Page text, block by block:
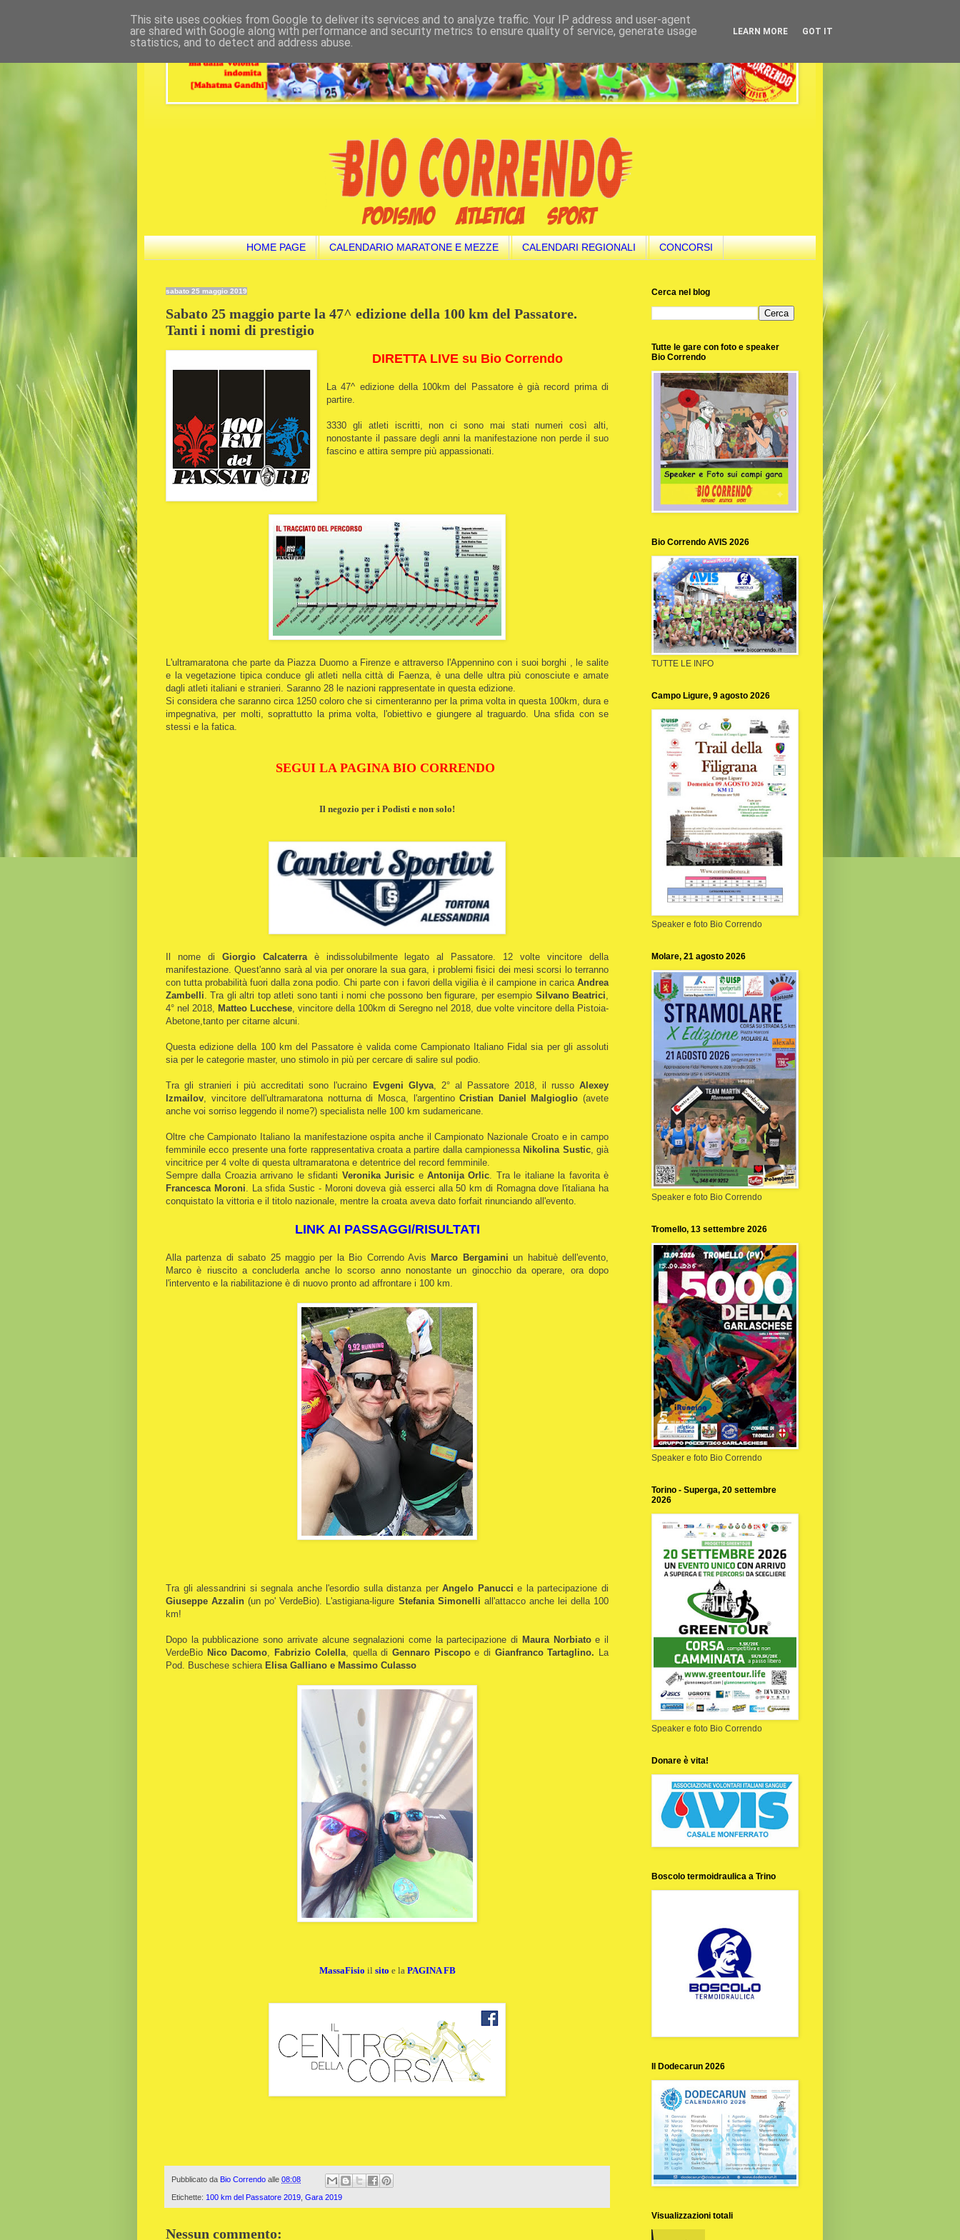
HOME PAGE CALENDARIO MARATONE E MEZZE CALENDARI REGIONALI CONCORSI
sabato 25 maggio 2019
Sabato 25 maggio parte la 47^ edizione della 100 km del Passatore.
Tanti i nomi di prestigio
DIRETTA LIVE su Bio Correndo
La 47^ edizione della 100km del Passatore è già record prima di
partire.
3330 gli atleti iscritti, non ci sono mai stati numeri così alti,
nonostante il passare degli anni la manifestazione non perde il suo
fascino e attira sempre più appassionati.
L'ultramaratona che parte da Piazza Duomo a Firenze e attraverso l'Appennino con i suoi borghi , le salite
e la vegetazione tipica conduce gli atleti nella città di Faenza, è una delle ultra più conosciute e amate
dagli atleti italiani e stranieri. Saranno 28 le nazioni rappresentate in questa edizione.
Si considera che saranno circa 1250 coloro che si cimenteranno per la prima volta in questa 100km, dura e
impegnativa, per molti, soprattutto la prima volta, l'obiettivo e giungere al traguardo. Una sfida con se
stessi e la fatica.
SEGUI LA PAGINA BIO CORRENDO
Il negozio per i Podisti e non solo!
Il nome di Giorgio Calcaterraè indissolubilmente legato al Passatore. 12 volte vincitore della
manifestazione. Quest'anno sarà al via per onorare la sua gara, i problemi fisici dei mesi scorsi lo terranno
con tutta probabilità fuori dalla zona podio. Chi parte con i favori della vigilia è il campione in carica Andrea
Zambelli. Tra gli altri top atleti sono tanti i nomi che possono ben figurare, per esempio Silvano Beatrici,
4° nel 2018, Matteo Lucchese, vincitore della 100km di Seregno nel 2018, due volte vincitore della Pistoia-
Abetone,tanto per citarne alcuni.
Questa edizione della 100 km del Passatore è valida come Campionato Italiano Fidal sia per gli assoluti
sia per le categorie master, uno stimolo in più per cercare di salire sul podio.
Tra gli stranieri i più accreditati sono l'ucraino Evgeni Glyva, 2° al Passatore 2018, il russo Alexey
Izmailov, vincitore dell'ultramaratona notturna di Mosca, l'argentinoCristian Daniel Malgioglio (avete
anche voi sorriso leggendo il nome?) specialista nelle 100 km sudamericane.
Oltre che Campionato Italiano la manifestazione ospita anche il Campionato Nazionale Croato e in campo
femminile ecco presente una forte rappresentativa croata a partire dalla campionessa Nikolina Sustic, già
vincitrice per 4 volte di questa ultramaratona e detentrice del record femminile.
Sempre dalla Croazia arrivano le sfidanti Veronika Jurisic e Antonija Orlic. Tra le italiane la favorita è
Francesca Moroni. La sfida Sustic - Moroni doveva già esserci alla 50 km di Romagna dove l'italiana ha
conquistato la vittoria e il titolo nazionale, mentre la croata aveva dato forfait rinunciando all'evento.
LINK AI PASSAGGI/RISULTATI
Alla partenza di sabato 25 maggio per la Bio Correndo Avis Marco Bergamini un habituè dell'evento,
Marco è riuscito a concluderla anche lo scorso anno nonostante un ginocchio da operare, ora dopo
l'intervento e la riabilitazione è di nuovo pronto ad affrontare i 100 km.
Tra gli alessandrini si segnala anche l'esordio sulla distanza perAngelo Panucci e la partecipazione di
Giuseppe Azzalin (un po' VerdeBio). L'astigiana-ligure Stefania Simonelli all'attacco anche lei della 100
km!
Dopo la pubblicazione sono arrivate alcune segnalazioni come la partecipazione di Maura Norbiatoe il
VerdeBio Nico Dacomo, Fabrizio Colella, quella di Gennaro Piscopoe di Gianfranco Tartaglino. La
Pod. Buschese schiera Elisa Galliano e Massimo Culasso
MassaFisio il sito e la PAGINA FB
Pubblicato da Bio Correndo alle 08:08
Etichette: 100 km del Passatore 2019 Gara 2019
Nessun commento:
Cerca nel blog
Tutte le gare con foto e speaker
Bio Correndo
Bio Correndo AVIS 2026
TUTTE LE INFO
Campo Ligure, 9 agosto 2026
Speaker e foto Bio Correndo
Molare, 21 agosto 2026
Speaker e foto Bio Correndo
Tromello, 13 settembre 2026
Speaker e foto Bio Correndo
Torino - Superga, 20 settembre
2026
Speaker e foto Bio Correndo
Donare è vita!
Boscolo termoidraulica a Trino
Il Dodecarun 2026
Visualizzazioni totali
This site uses cookies from Google to deliver its services and to analyze traffic. Your IP address and user-agent
are shared with Google along with performance and security metrics to ensure quality of service, generate usage
statistics, and to detect and address abuse.
LEARN MORE GOT IT